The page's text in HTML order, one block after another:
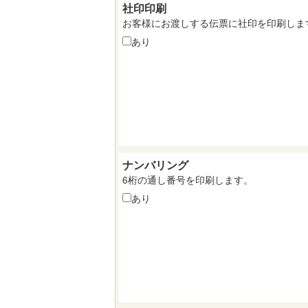
社印印刷
お客様にお渡しする伝票に社印を印刷しま
あり
ナンバリング
6桁の通し番号を印刷します。
あり